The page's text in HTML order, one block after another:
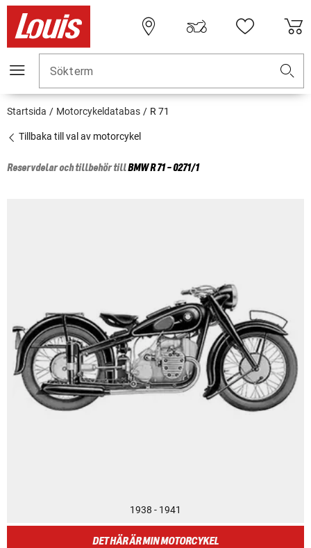
Sökterm
Startsida Motorcykeldatabas R 71
Tillbaka till val av motorcykel
Reservdelar och tillbehör tillBMWR 71 - 0271/1
1938 - 1941
DET HÄR ÄR MIN MOTORCYKEL